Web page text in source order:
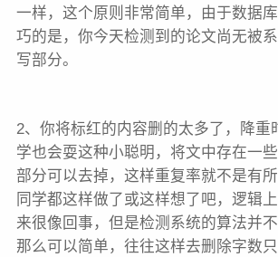
一样，这个原则非常简单，由于数据
巧的是，你今天检测到的论文尚无被
写部分。
2、你将标红的内容删的太多了，降重
学也会耍这种小聪明，将文中存在一
部分可以去掉，这样重复率就不是有
同学都这样做了或这样想了吧，逻辑
来很像回事，但是检测系统的算法并
那么可以简单，往往这样去删除字数